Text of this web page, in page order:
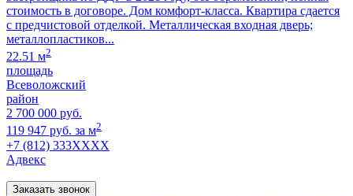
стоимость в договоре. Дом комфорт-класса. Квартира сдается
с предчистовой отделкой. Металлическая входная дверь;
металлопластиков...
22.51 м2
площадь
Всеволожский
район
2 700 000 руб.
119 947 руб. за м2
+7 (812) 333XXXX
Адвекс
Заказать звонок